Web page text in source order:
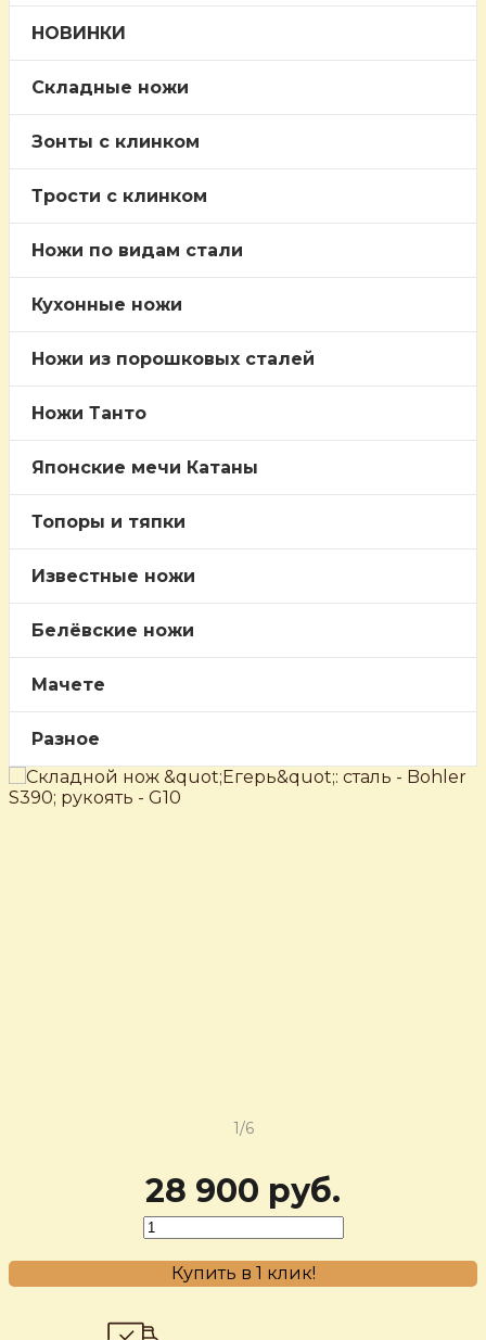
НОВИНКИ
Складные ножи
Зонты с клинком
Трости c клинком
Ножи по видам стали
Кухонные ножи
Ножи из порошковых сталей
Ножи Танто
Японские мечи Катаны
Топоры и тяпки
Известные ножи
Белёвские ножи
Мачете
Разное
1/6
28 900 руб.
Купить в 1 клик!